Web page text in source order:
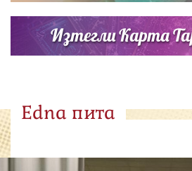
Изтегли Карта
Edna пита